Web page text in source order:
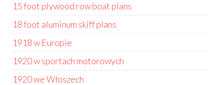
15 foot plywood row boat plans
18 foot aluminum skiff plans
1918 w Europie
1920 w sportach motorowych
1920 we Włoszech